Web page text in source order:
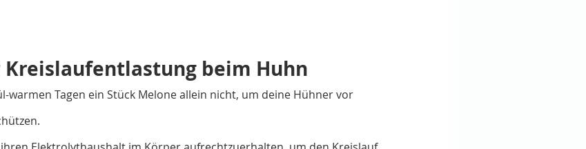
Kreislaufentlastung beim Huhn
warmen Tagen ein Stück Melone allein nicht, um deine Hühner vor